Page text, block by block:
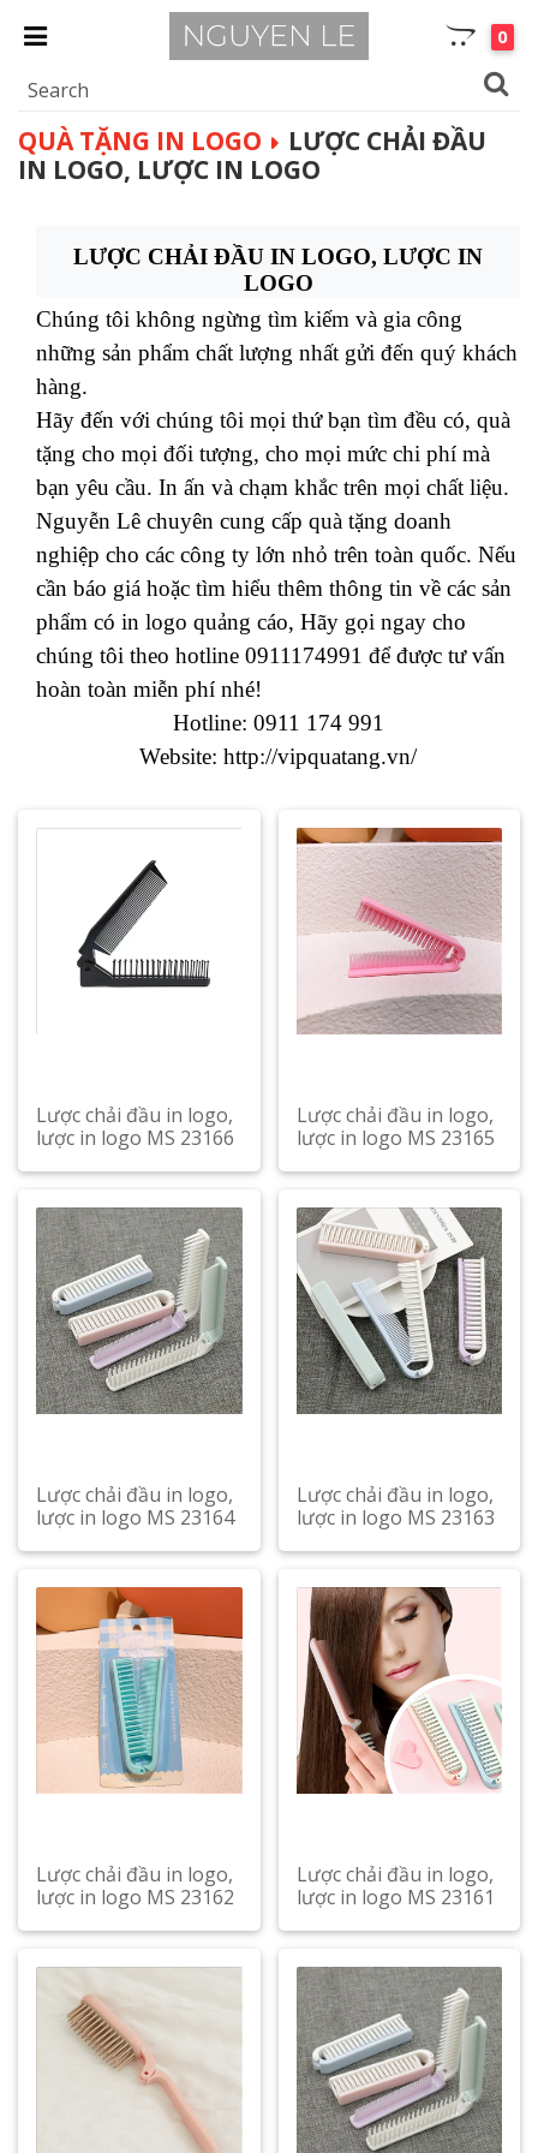
0
QUÀ TẶNG IN LOGO
LƯỢC CHẢI ĐẦU
IN LOGO, LƯỢC IN LOGO
LƯỢC CHẢI ĐẦU IN LOGO, LƯỢC IN
LOGO
Chúng tôi không ngừng tìm kiếm và gia công
những sản phẩm chất lượng nhất gửi đến quý khách
hàng.
Hãy đến với chúng tôi mọi thứ bạn tìm đều có, quà
tặng cho mọi đối tượng, cho mọi mức chi phí mà
bạn yêu cầu. In ấn và chạm khắc trên mọi chất liệu.
Nguyễn Lê chuyên cung cấp quà tặng doanh
nghiệp cho các công ty lớn nhỏ trên toàn quốc. Nếu
cần báo giá hoặc tìm hiểu thêm thông tin về các sản
phẩm có in logo quảng cáo, Hãy gọi ngay cho
chúng tôi theo hotline 0911174991 để được tư vấn
hoàn toàn miễn phí nhé!
Hotline: 0911 174 991
Website: http://vipquatang.vn/
Lược chải đầu in logo,
lược in logo MS 23166
Lược chải đầu in logo,
lược in logo MS 23165
Lược chải đầu in logo,
lược in logo MS 23164
Lược chải đầu in logo,
lược in logo MS 23163
Lược chải đầu in logo,
lược in logo MS 23162
Lược chải đầu in logo,
lược in logo MS 23161